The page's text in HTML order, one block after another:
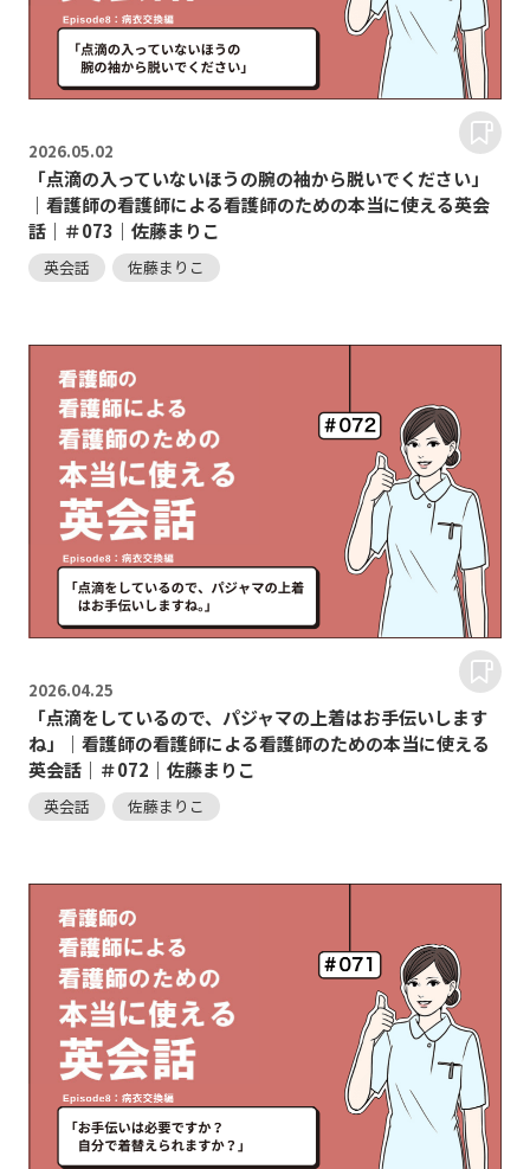
2026.05.02
「点滴の入っていないほうの腕の袖から脱いでください」
｜看護師の看護師による看護師のための本当に使える英会
話｜＃073｜佐藤まりこ
英会話 佐藤まりこ
2026.04.25
「点滴をしているので、パジャマの上着はお手伝いします
ね」｜看護師の看護師による看護師のための本当に使える
英会話｜＃072｜佐藤まりこ
英会話 佐藤まりこ